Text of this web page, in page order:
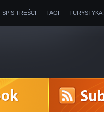
SPIS TREŚCI TAGI